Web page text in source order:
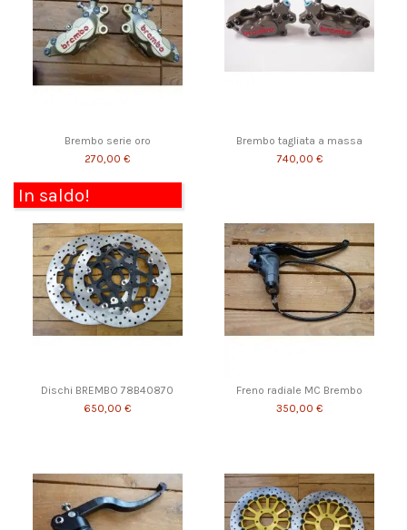
Brembo serie oro
270,00 €
Brembo tagliata a massa
740,00 €
In saldo!
Dischi BREMBO 78B40870
650,00 €
Freno radiale MC Brembo
350,00 €